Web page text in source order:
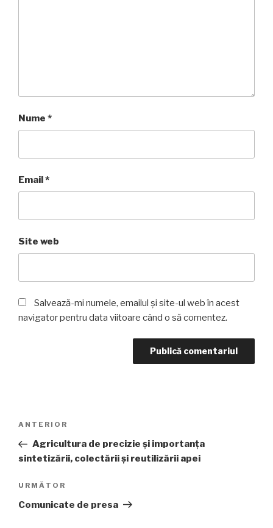
Nume *
Email*
Site web
Salvează-mi numele, emailul și site-ul web în acest
navigator pentru data viitoare când o să comentez.
articole
Articolul
anterior
ANTERIOR
Agricultura de precizie și importanța
sintetizării, colectării și reutilizării apei
Articolul
următor
URMĂTOR
Comunicate de presa